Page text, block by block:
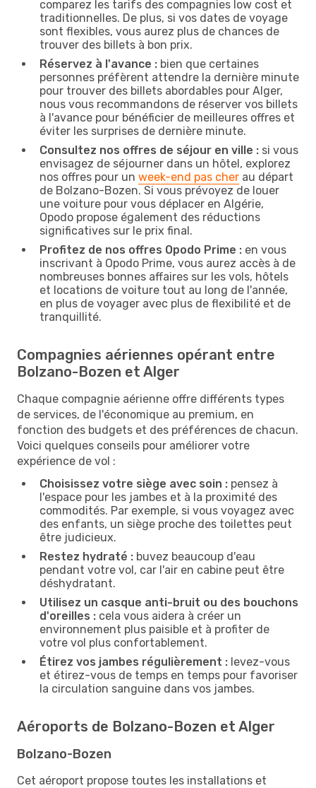
comparez les tarifs des compagnies low cost et
traditionnelles. De plus, si vos dates de voyage
sont flexibles, vous aurez plus de chances de
trouver des billets à bon prix.
Réservez à l'avance : bien que certaines
personnes préfèrent attendre la dernière minute
pour trouver des billets abordables pour Alger,
nous vous recommandons de réserver vos billets
à l'avance pour bénéficier de meilleures offres et
éviter les surprises de dernière minute.
Consultez nos offres de séjour en ville : si vous
envisagez de séjourner dans un hôtel, explorez
nos offres pour un week-end pas cher au départ
de Bolzano-Bozen. Si vous prévoyez de louer
une voiture pour vous déplacer en Algérie,
Opodo propose également des réductions
significatives sur le prix final.
Profitez de nos offres Opodo Prime : en vous
inscrivant à Opodo Prime, vous aurez accès à de
nombreuses bonnes affaires sur les vols, hôtels
et locations de voiture tout au long de l'année,
en plus de voyager avec plus de flexibilité et de
tranquillité.
Compagnies aériennes opérant entre
Bolzano-Bozen et Alger
Chaque compagnie aérienne offre différents types
de services, de l'économique au premium, en
fonction des budgets et des préférences de chacun.
Voici quelques conseils pour améliorer votre
expérience de vol :
Choisissez votre siège avec soin : pensez à
l'espace pour les jambes et à la proximité des
commodités. Par exemple, si vous voyagez avec
des enfants, un siège proche des toilettes peut
être judicieux.
Restez hydraté : buvez beaucoup d'eau
pendant votre vol, car l'air en cabine peut être
déshydratant.
Utilisez un casque anti-bruit ou des bouchons
d'oreilles : cela vous aidera à créer un
environnement plus paisible et à profiter de
votre vol plus confortablement.
Étirez vos jambes régulièrement : levez-vous
et étirez-vous de temps en temps pour favoriser
la circulation sanguine dans vos jambes.
Aéroports de Bolzano-Bozen et Alger
Bolzano-Bozen
Cet aéroport propose toutes les installations et